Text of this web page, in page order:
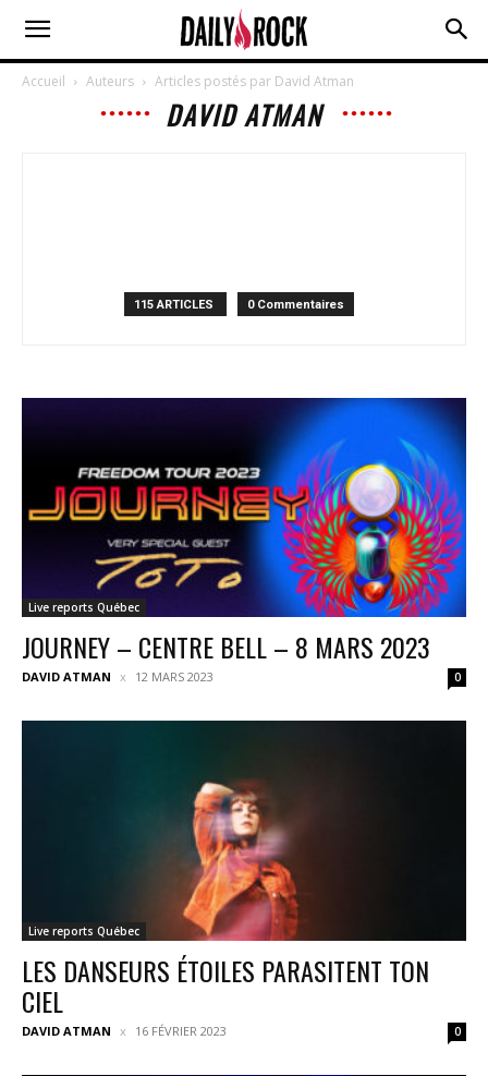
Accueil Auteurs Articles postés par David Atman
DAVID ATMAN
115 ARTICLES 0 Commentaires
Live reports Québec
JOURNEY – CENTRE BELL – 8 MARS 2023
DAVID ATMAN 12 MARS 2023 0
Live reports Québec
LES DANSEURS ÉTOILES PARASITENT TON
CIEL
DAVID ATMAN 16 FÉVRIER 2023 0